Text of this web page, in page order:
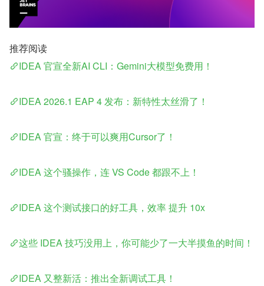
推荐阅读
IDEA 官宣全新AI CLI：Gemini大模型免费用！
IDEA 2026.1 EAP 4 发布：新特性太丝滑了！
IDEA 官宣：终于可以爽用Cursor了！
IDEA 这个骚操作，连 VS Code 都跟不上！
IDEA 这个测试接口的好工具，效率 提升 10x
这些 IDEA 技巧没用上，你可能少了一大半摸鱼的时间！
IDEA 又整新活：推出全新调试工具！